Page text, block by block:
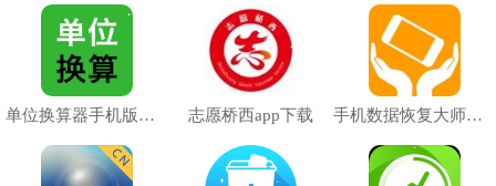
单位换算器手机版下载 志愿桥西app下载 手机数据恢复大师手机版下载